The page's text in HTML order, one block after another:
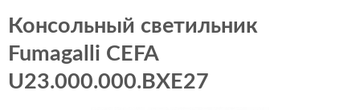
Консольный светильник
Fumagalli CEFA
U23.000.000.BXE27